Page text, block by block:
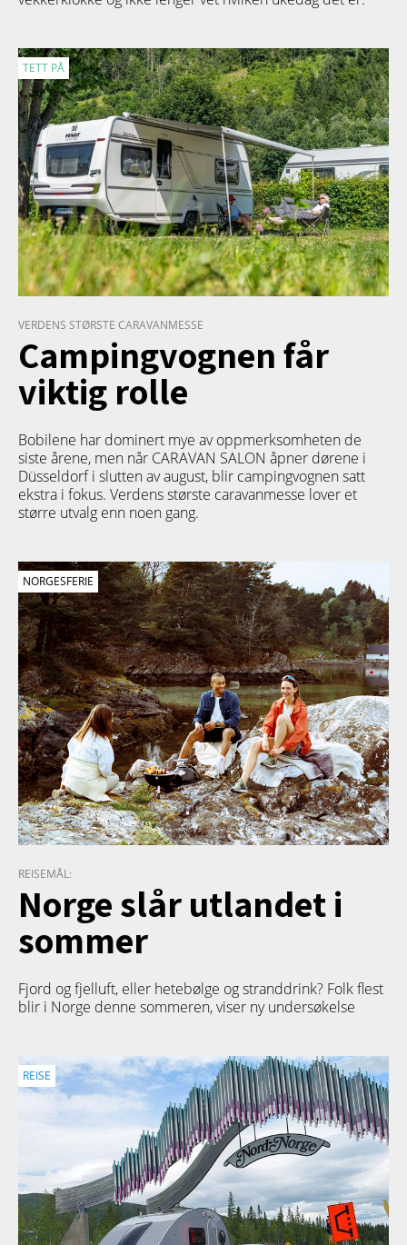
TETT PÅ
VERDENS STØRSTE CARAVANMESSE
Campingvognen får
viktig rolle
Bobilene har dominert mye av oppmerksomheten de
siste årene, men når CARAVAN SALON åpner dørene i
Düsseldorf i slutten av august, blir campingvognen satt
ekstra i fokus. Verdens største caravanmesse lover et
større utvalg enn noen gang.
NORGESFERIE
REISEMÅL:
Norge slår utlandet i
sommer
Fjord og fjelluft, eller hetebølge og stranddrink? Folk flest
blir i Norge denne sommeren, viser ny undersøkelse
REISE